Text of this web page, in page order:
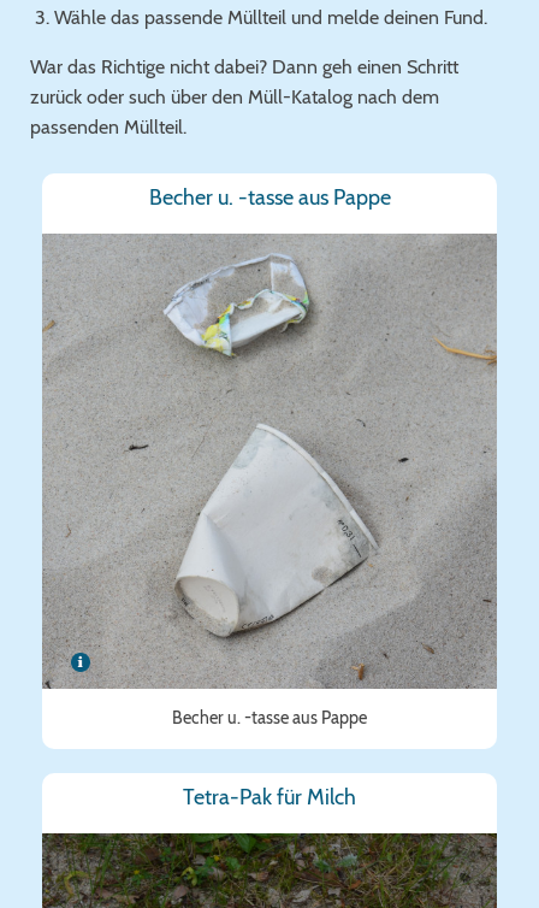
Wähle das passende Müllteil und melde deinen Fund.
War das Richtige nicht dabei? Dann geh einen Schritt
zurück oder such über den Müll-Katalog nach dem
passenden Müllteil.
Becher u. -tasse aus Pappe
Becher u. -tasse aus Pappe
Tetra-Pak für Milch